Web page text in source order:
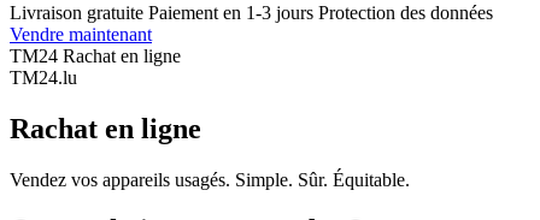
Livraison gratuite Paiement en 1-3 jours Protection des données
Vendre maintenant
TM24 Rachat en ligne
TM24.lu
Rachat en ligne
Vendez vos appareils usagés. Simple. Sûr. Équitable.